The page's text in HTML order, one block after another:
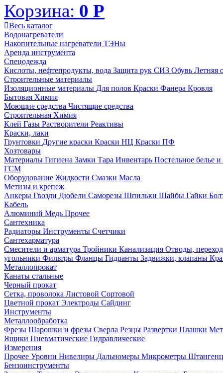
Корзина: 0 Р
Весь каталог
Водонагреватели
Накопительные нагреватели ТЭНы
Аренда инструмента
Спецодежда
Кислоты, нефтепродукты, вода Защита рук СИЗ Обувь Летняя
Строительные материалы
Изоляционные материалы Для полов Краски Фанера Кровля
Бытовая Химия
Моющие средства Чистящие средства
Строительная Химия
Клей Газы Растворители Реактивы
Краски, лаки
Грунтовки Другие краски Краски НЦ Краски ПФ
Хозтовары
Материалы Гигиена Замки Тара Инвентарь Постельное белье
ГСМ
Оборудование Жидкости Смазки Масла
Метизы и крепеж
Анкеры Гвозди Дюбели Саморезы Шпильки Шайбы Гайки
Кабель
Алюминий Медь Прочее
Сантехника
Радиаторы Инструменты Счетчики
Сантехарматура
Смесители и арматура Тройники Канализация Отводы,
угольники Фильтры Фланцы Гидранты Задвижки, клапаны
Металлопрокат
Канаты стальные
Черный прокат
Сетка, проволока Листовой Сортовой
Цветной прокат Электроды Сайдинг
Инструменты
Металлообработка
Фрезы Шарошки и фрезы Сверла Резцы Развертки Плашки
Ящики Пневматические Гидравлические
Измерения
Прочее Уровни Нивелиры Дальномеры Микрометры
Бензоинструменты